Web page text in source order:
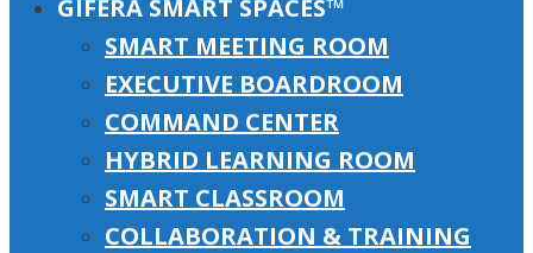
GIFERA SMART SPACES™
SMART MEETING ROOM
EXECUTIVE BOARDROOM
COMMAND CENTER
HYBRID LEARNING ROOM
SMART CLASSROOM
COLLABORATION & TRAINING